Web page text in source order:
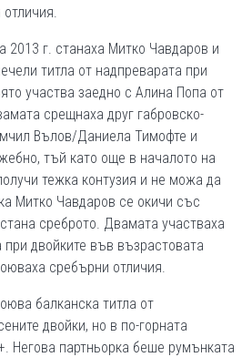
2013 г. станаха Митко Чавдаров и
титла от надпреварата при
участва заедно с Алина Попа от
срещнаха друг габровско-
Вълов/Даниела Тимофте и
тъй като още в началото на
тежка контузия и не можа да
Митко Чавдаров се окичи със
среброто. Двамата участваха
двойките във възрастовата
сребърни отличия.
балканска титла от
двойки, но в по-горната
Негова партньорка беше румънката